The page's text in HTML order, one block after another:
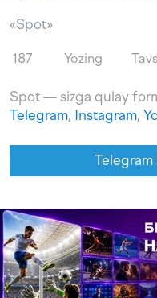
«Spot»
187 Yozing
Spot — sizga qulay
Telegram, Instagram,
Telegram